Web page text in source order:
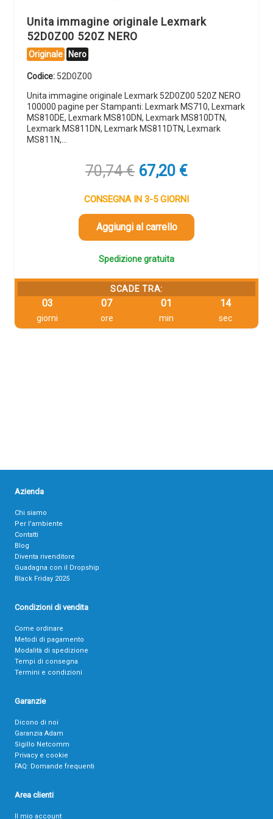
Unita immagine originale Lexmark
52D0Z00 520Z NERO
Originale Nero
Codice: 52D0Z00
Unita immagine originale Lexmark 52D0Z00 520Z NERO
100000 pagine per Stampanti: Lexmark MS710, Lexmark
MS810DE, Lexmark MS810DN, Lexmark MS810DTN,
Lexmark MS811DN, Lexmark MS811DTN, Lexmark
MS811N,…
70,74€ Il
originale
era:
70,74 €.
67,20 €Il
attuale
è:
CONSEGNA IN 3-5 GIORNI
Aggiungi al carrello
Spedizione gratuita
SCADE TRA:
03
giorni
07
ore
01
min
13
sec
Azienda
Chi siamo
Per l’ambiente
Contatti
Blog
Diventa rivenditore
Guadagna con il Dropship
Black Friday 2025
Condizioni di vendita
Come ordinare
Metodi di pagamento
Modalità di spedizione
Tempi di consegna
Termini e condizioni
Garanzie
Dicono di noi
Garanzia Adam
Sigillo Netcomm
Privacy e cookie
FAQ: Domande frequenti
Area clienti
Il mio account